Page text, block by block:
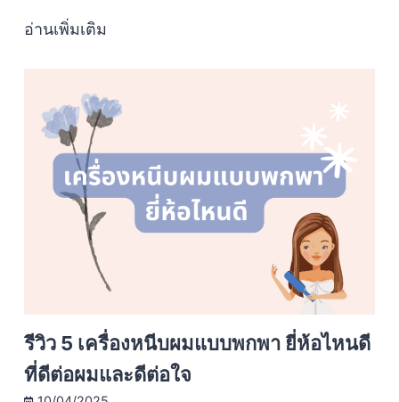
อ่านเพิ่มเติม
รีวิว 5 เครื่องหนีบผมแบบพกพา ยี่ห้อไหนดี
ที่ดีต่อผมและดีต่อใจ